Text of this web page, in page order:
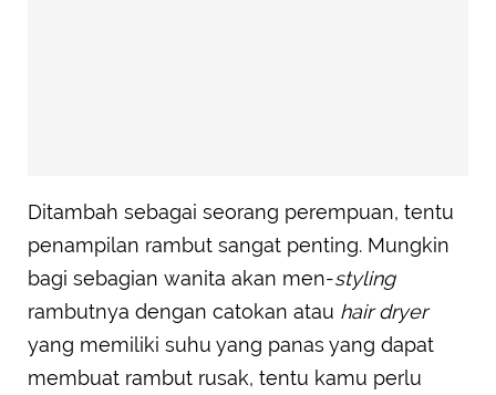
Ditambah sebagai seorang perempuan, tentu
penampilan rambut sangat penting. Mungkin
bagi sebagian wanita akan men-styling
rambutnya dengan catokan atau hair dryer
yang memiliki suhu yang panas yang dapat
membuat rambut rusak, tentu kamu perlu